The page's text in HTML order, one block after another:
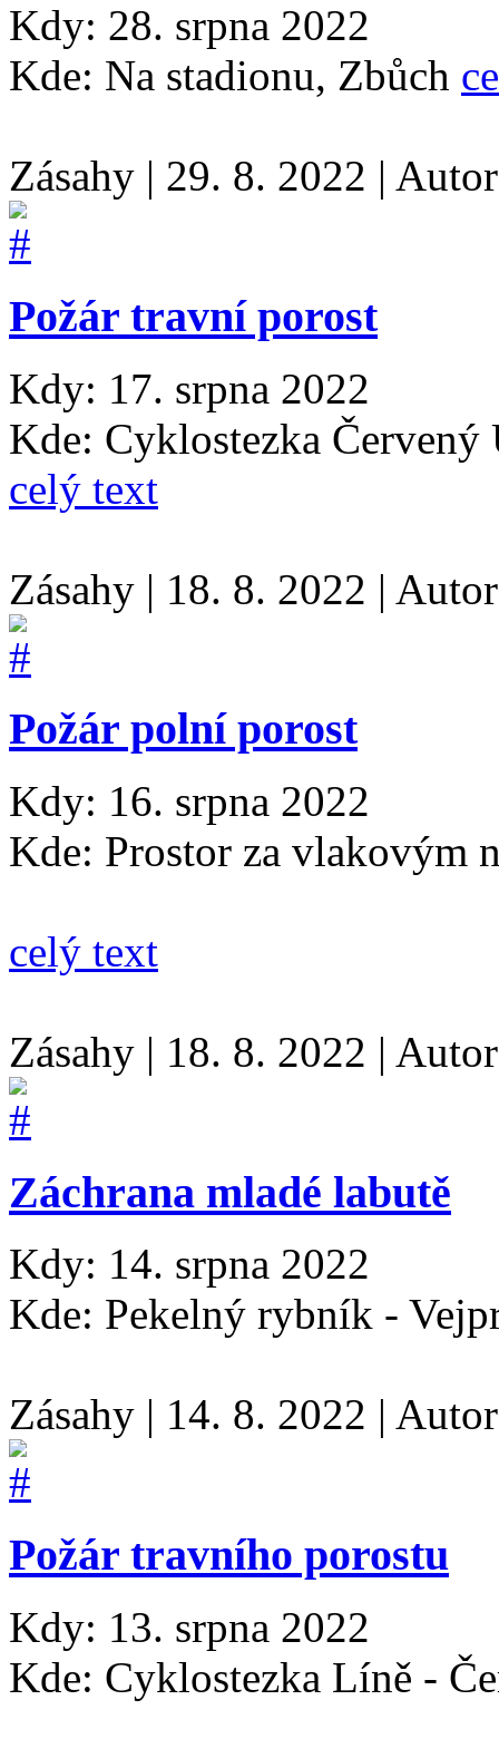
Kdy: 28. srpna 2022
Kde: Na stadionu, Zbůch
Zásahy | 29. 8. 2022 |
Požár travní porost
Kdy: 17. srpna 2022
Kde: Cyklostezka Červený
celý text
Zásahy | 18. 8. 2022 |
Požár polní porost
Kdy: 16. srpna 2022
Kde: Prostor za vlakovým
celý text
Zásahy | 18. 8. 2022 |
Záchrana mladé labutě
Kdy: 14. srpna 2022
Kde: Pekelný rybník -
Zásahy | 14. 8. 2022 |
Požár travního porostu
Kdy: 13. srpna 2022
Kde: Cyklostezka Líně -